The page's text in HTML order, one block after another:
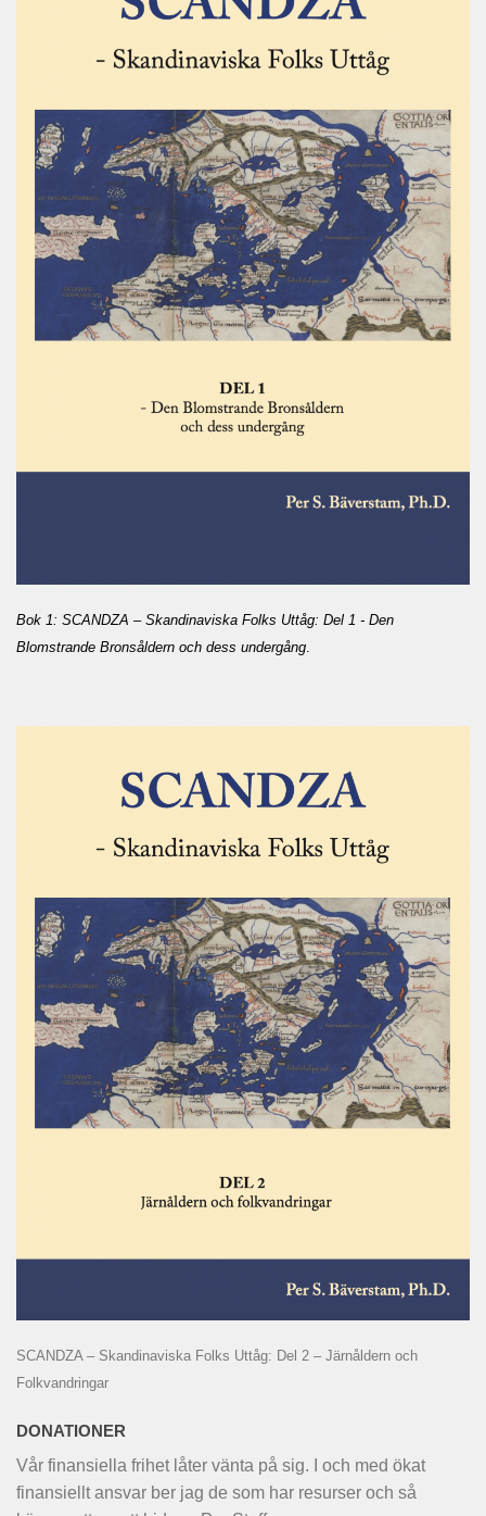
Bok 1: SCANDZA – Skandinaviska Folks Uttåg: Del 1 - Den
Blomstrande Bronsåldern och dess undergång
SCANDZA – Skandinaviska Folks Uttåg: Del 2 – Järnåldern och
Folkvandringar
DONATIONER
Vår finansiella frihet låter vänta på sig. I och med ökat
finansiellt ansvar ber jag de som har resurser och så